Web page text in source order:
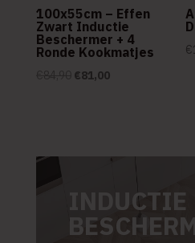
100x55cm – Effen
Zwart Inductie
Beschermer + 4
Ronde Kookmatjes
Oorspronkelijke
€81,00Huidige
€
INDUCTIE